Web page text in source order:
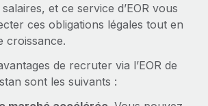
et ce service d’EOR vous
ces obligations légales tout en
croissance.
de recruter via l’EOR de
sont les suivants :